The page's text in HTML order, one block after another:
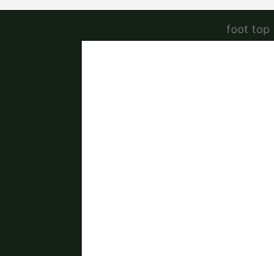
foot top